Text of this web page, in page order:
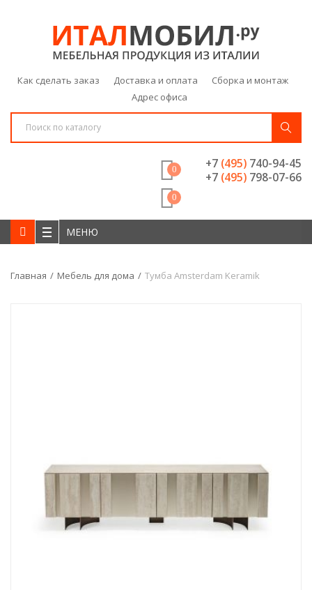
Как сделать заказ Доставка и оплата
Сборка и монтаж
Адрес офиса
0
0
+7 (495) 740-94-45
+7 (495) 798-07-66
МЕНЮ
Главная Мебель для дома Тумба Amsterdam Keramik